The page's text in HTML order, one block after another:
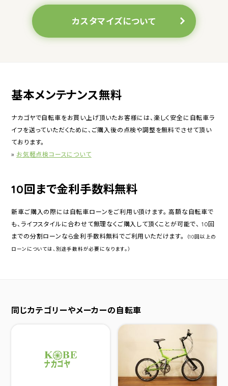
カスタマイズについて
基本メンテナンス無料
ナカゴヤで自転車をお買い上げ頂いたお客様には、楽しく安全に自転車ラ
イフを送っていただくために、ご購入後の点検や調整を無料でさせて頂い
ております。
» お気軽点検コースについて
10回まで金利手数料無料
新車ご購入の際には自転車ローンをご利用い頂けます。 高額な自転車で
も、ライフスタイルに合わせて無理なくご購入して頂くことが可能で、 10回
までの分割ローンなら金利手数料無料でご利用いただけます。
（10回以上の
ローンについては、別途手数料が必要になります。）
同じカテゴリーやメーカーの自転車